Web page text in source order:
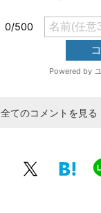
全てのコメントを見る